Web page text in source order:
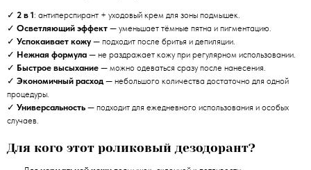
✓ 2 в 1: антиперспирант + уходовый крем для зоны подмышек.
✓ Осветляющий эффект — уменьшает тёмные пятна и пигментацию.
✓ Успокаивает кожу — подходит после бритья и депиляции.
✓ Нежная формула — не раздражает кожу при регулярном использовании.
✓ Быстрое высыхание — можно одеваться сразу после нанесения.
✓ Экономичный расход — небольшого количества достаточно для одной
процедуры.
✓ Универсальность — подходит для ежедневного использования и особых
случаев.
Для кого этот роликовый дезодорант?